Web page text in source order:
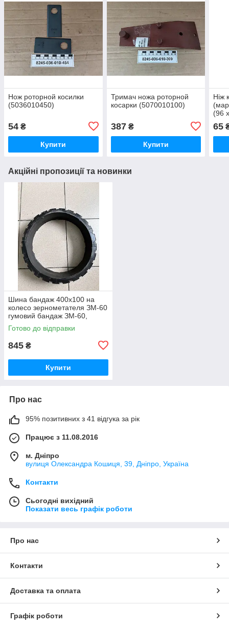
Нож роторной косилки
(5036010450)
54 ₴
Купити
Тримач ножа роторной
косарки (5070010100)
387₴
Купити
Ніж
(96
65
Акційні пропозиції та новинки
Шина бандаж 400х100 на
колесо зернометателя ЗМ-60
гумовий бандаж ЗМ-60,
ЗМ-90 (вир-во Україна)
бандаж 400 100
Готово до відправки
845 ₴
Купити
Про нас
95% позитивних з 41 відгука за рік
Працює з 11.08.2016
м. Дніпро
вулиця Олександра Кошиця, 39, Дніпро, Україна
Контакти
Сьогодні вихідний
Показати весь графік роботи
Про нас
Контакти
Доставка та оплата
Графік роботи